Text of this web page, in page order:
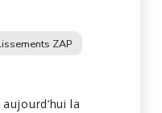
ZAP
la